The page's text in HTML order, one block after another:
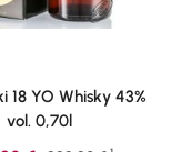
Sternen
18 YO Whisky 43%
vol. 0,70l